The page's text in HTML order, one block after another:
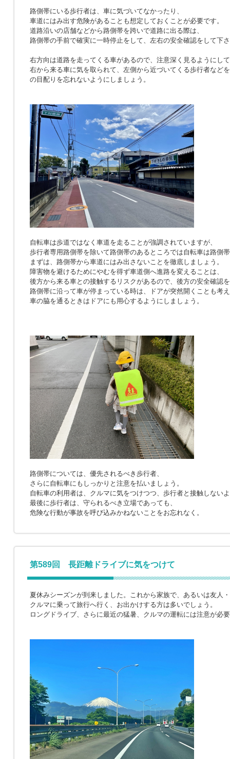
路側帯にいる歩行者は、車に気づいてなかったり、
車道にはみ出す危険があることも想定しておくことが必要です。
道路沿いの店舗などから路側帯を跨いで道路に出る際は、
路側帯の手前で確実に一時停止をして、左右の安全確認をして下
右方向は道路を走ってくる車があるので、注意深く見るようにし
右から来る車に気を取られて、左側から近づいてくる歩行者など
の目配りを忘れないようにしましょう。
自転車は歩道ではなく車道を走ることが強調されていますが、
歩行者専用路側帯を除いて路側帯のあるところでは自転車は路側
まずは、路側帯から車道にはみ出さないことを徹底しましょう。
障害物を避けるためにやむを得ず車道側へ進路を変えることは、
後方から来る車との接触するリスクがあるので、後方の安全確認
路側帯に沿って車が停まっている時は、ドアが突然開くことも考
車の脇を通るときはドアにも用心するようにしましょう。
路側帯については、優先されるべき歩行者、
さらに自転車にもしっかりと注意を払いましょう。
自転車の利用者は、クルマに気をつけつつ、歩行者と接触しない
最後に歩行者は、守られるべき立場であっても、
危険な行動が事故を呼び込みかねないことをお忘れなく。
第589回 長距離ドライブに気をつけて
夏休みシーズンが到来しました。これから家族で、あるいは友人
クルマに乗って旅行へ行く、お出かけする方は多いでしょう。
ロングドライブ、さらに最近の猛暑、クルマの運転には注意が必